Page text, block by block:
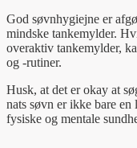
God søvnhygiejne er
mindske tankemylder.
overaktiv tankemylder,
og -rutiner.
Husk, at det er okay at
nats søvn er ikke bare
fysiske og mentale